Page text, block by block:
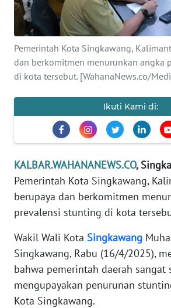
Pemerintah Kota Singkawang,
dan berkomitmen menurunkan angka
di kota tersebut. [WahanaNews.co/
Ikuti Kami di:
KALBAR.WAHANANEWS.CO,
Pemerintah Kota Singkawang,
berupaya dan berkomitmen
prevalensi stunting di kota
Wakil Wali Kota Singkawang
Singkawang, Rabu (16/4/2025),
bahwa pemerintah daerah sangat
mengupayakan penurunan
Kota Singkawang.
KAMI
INFO
IKLAN
TENTANG
PEDOMAN
REDAKSI
KARIR
DISCLAIMER
Wahana
News
Regional